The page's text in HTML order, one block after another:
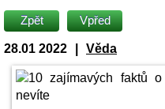
Zpět Vpřed
28.01 2022 Věda